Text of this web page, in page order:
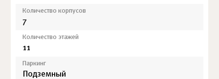
Количество корпусов
7
Количество этажей
11
Паркинг
Подземный